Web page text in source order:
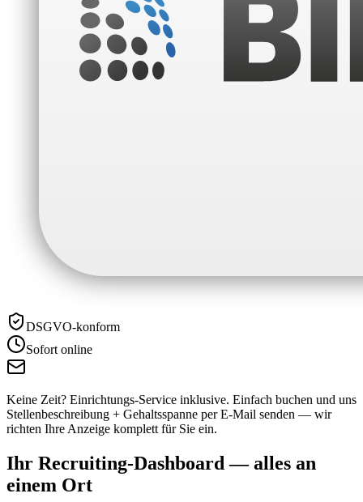
DSGVO-konform
Sofort online
Keine Zeit? Einrichtungs-Service inklusive. Einfach buchen und uns
Stellenbeschreibung + Gehaltsspanne per E-Mail senden — wir
richten Ihre Anzeige komplett für Sie ein.
Ihr Recruiting-Dashboard — alles an
einem Ort